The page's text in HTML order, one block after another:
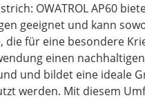
OWATROL AP60
geeignet und kann
die für eine besondere
einen
und bildet eine ideale
werden. Mit diesem